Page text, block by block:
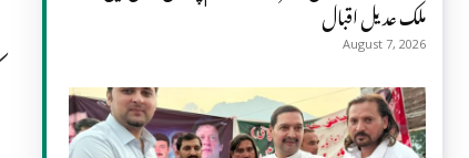
ملک عدیل اقبال
August 7, 2026